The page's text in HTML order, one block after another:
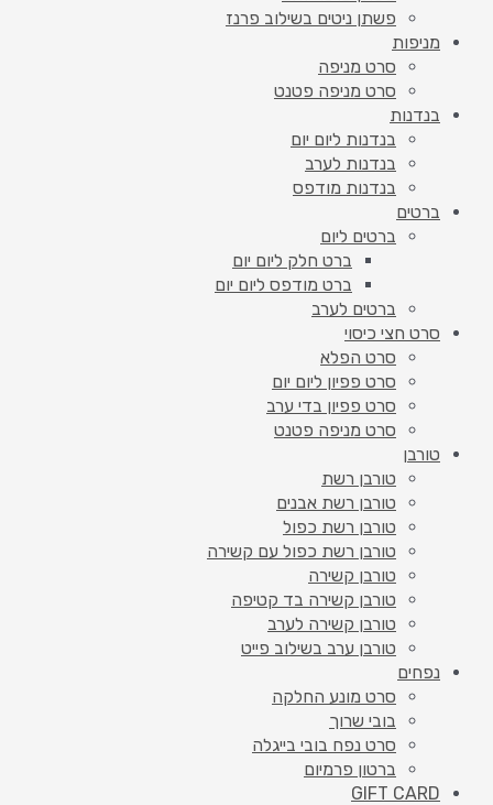
פשתן ניטים בשילוב פרנז
מניפות
סרט מניפה
סרט מניפה פטנט
בנדנות
בנדנות ליום יום
בנדנות לערב
בנדנות מודפס
ברטים
ברטים ליום
ברט חלק ליום יום
ברט מודפס ליום יום
ברטים לערב
סרט חצי כיסוי
סרט הפלא
סרט פפיון ליום יום
סרט פפיון בדי ערב
סרט מניפה פטנט
טורבן
טורבן רשת
טורבן רשת אבנים
טורבן רשת כפול
טורבן רשת כפול עם קשירה
טורבן קשירה
טורבן קשירה בד קטיפה
טורבן קשירה לערב
טורבן ערב בשילוב פייט
נפחים
סרט מונע החלקה
בובי שרוך
סרט נפח בובי בייגלה
ברטון פרמיום
GIFT CARD